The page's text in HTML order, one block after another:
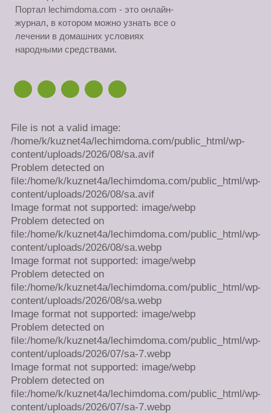
Портал lechimdoma.com - это онлайн-
журнал, в котором можно узнать все о
лечении в домашних условиях
народными средствами.
File is not a valid image:
/home/k/kuznet4a/lechimdoma.com/public_html/wp-
content/uploads/2026/08/sa.avif
Problem detected on
file:/home/k/kuznet4a/lechimdoma.com/public_html/wp-
content/uploads/2026/08/sa.avif
Image format not supported: image/webp
Problem detected on
file:/home/k/kuznet4a/lechimdoma.com/public_html/wp-
content/uploads/2026/08/sa.webp
Image format not supported: image/webp
Problem detected on
file:/home/k/kuznet4a/lechimdoma.com/public_html/wp-
content/uploads/2026/08/sa.webp
Image format not supported: image/webp
Problem detected on
file:/home/k/kuznet4a/lechimdoma.com/public_html/wp-
content/uploads/2026/07/sa-7.webp
Image format not supported: image/webp
Problem detected on
file:/home/k/kuznet4a/lechimdoma.com/public_html/wp-
content/uploads/2026/07/sa-7.webp